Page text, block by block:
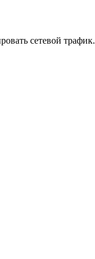
сетевой трафик.